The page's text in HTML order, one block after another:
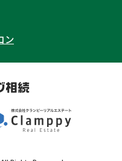
群馬県
山梨県
京都府
奈良県
和歌山県
石川県
富山県
岡山県
後見・任意後見
続財産調査
トラブル
ン